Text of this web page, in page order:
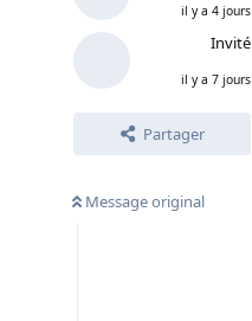
il y a 4 jours
Invité
il y a 7 jours
Partager
Message original